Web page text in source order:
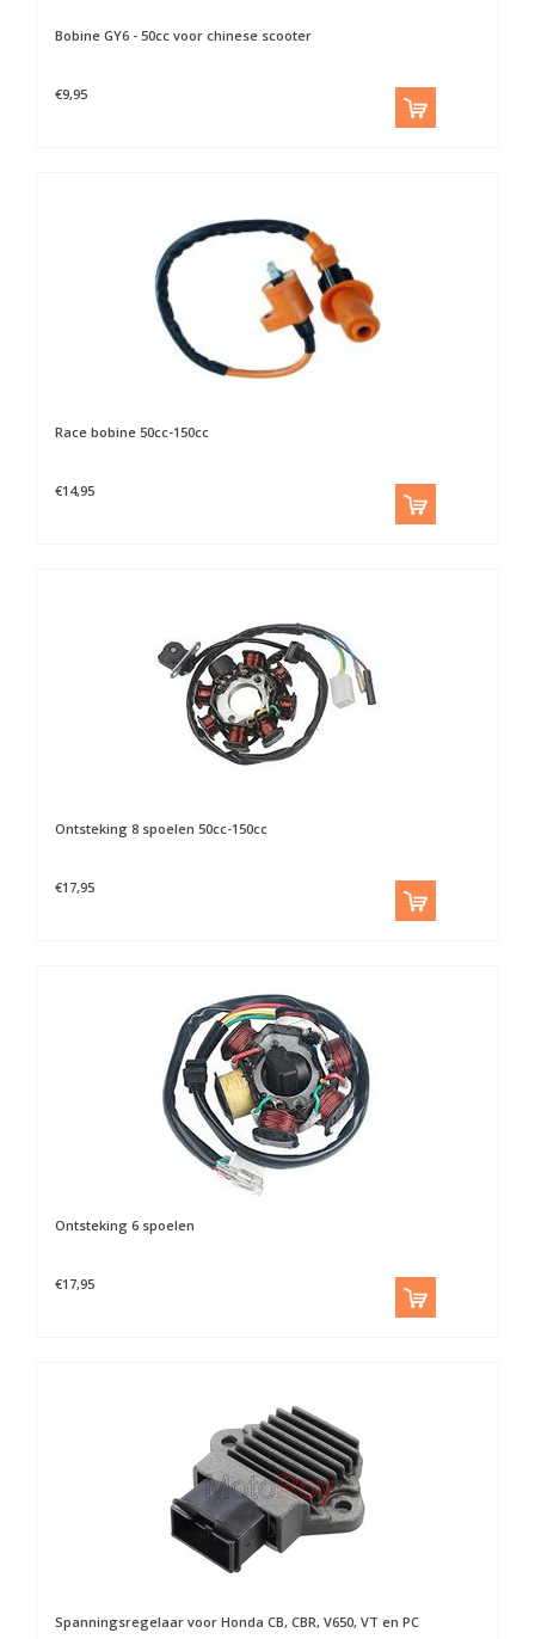
Bobine GY6 - 50cc voor chinese scooter
€9,95
Race bobine 50cc-150cc
€14,95
Ontsteking 8 spoelen 50cc-150cc
€17,95
Ontsteking 6 spoelen
€17,95
Spanningsregelaar voor Honda CB, CBR, V650, VT en PC